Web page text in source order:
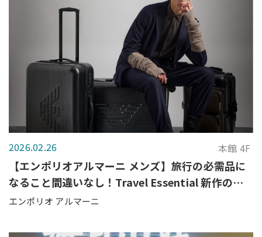
2026.02.26 本館 4F
【エンポリオアルマーニ メンズ】旅行の必需品に
なること間違いなし！Travel Essential 新作のご
紹介
エンポリオ アルマーニ